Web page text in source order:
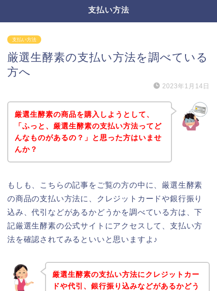
支払い方法
支払い方法
厳選生酵素の支払い方法を調べている
方へ
2023年1月14日
厳選生酵素の商品を購入しようとして、
「ふっと、厳選生酵素の支払い方法ってど
んなものがあるの？」と思った方はいませ
んか？
もしも、こちらの記事をご覧の方の中に、厳選生酵素
の商品の支払い方法に、クレジットカードや銀行振り
込み、代引などがあるかどうかを調べている方は、下
記厳選生酵素の公式サイトにアクセスして、支払い方
法を確認されてみるといいと思いますよ♪
厳選生酵素の支払い方法にクレジットカー
ドや代引、銀行振り込みなどがあるかどう